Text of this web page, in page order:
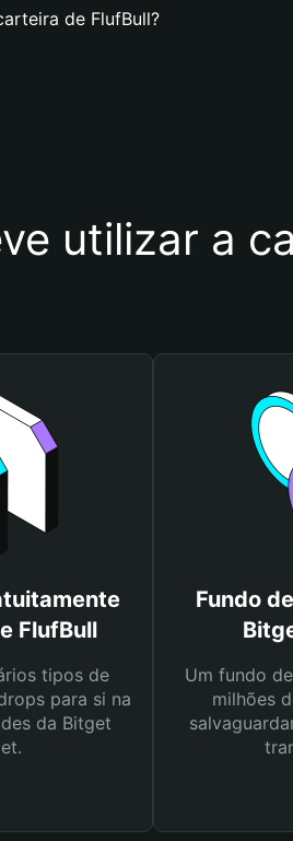
de FlufBull?
utilizar a
FlufBull
tipos de
para si na
da Bitget
Fundo
Um fundo
milhões